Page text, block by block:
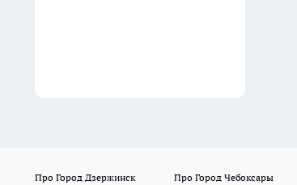
Про Город Дзержинск Про Город Чебоксары